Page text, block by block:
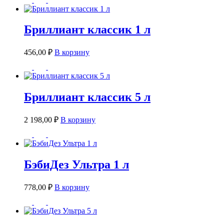
Бриллиант классик 1 л
456,00 ₽ В корзину
Бриллиант классик 5 л
2 198,00 ₽ В корзину
БэбиДез Ультра 1 л
778,00 ₽ В корзину